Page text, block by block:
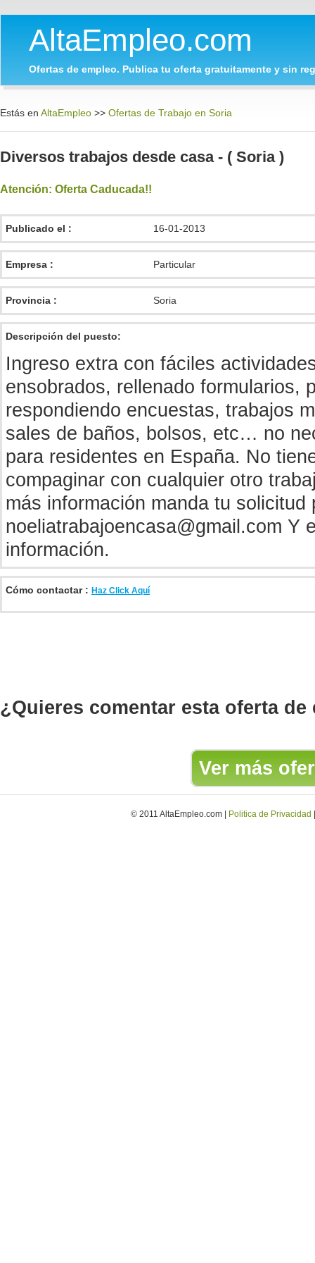
AltaEmpleo.com
Ofertas de empleo. Publica tu oferta gratuitamente y sin
Estás en AltaEmpleo >> Ofertas de Trabajo en Soria
Diversos trabajos desde casa - ( Soria )
Atención: Oferta Caducada!!
Publicado el : 16-01-2013
Empresa : Particular
Provincia : Soria
Descripción del puesto:
Ingreso extra con fáciles
ensobrados, rellenado formularios,
respondiendo encuestas, trabajos
sales de baños, bolsos, etc… no
para residentes en España. No
compaginar con cualquier otro
más información manda tu solicitud
noeliatrabajoencasa@gmail.com Y
información.
Cómo contactar : Haz Click Aquí
¿Quieres comentar esta oferta de
Ver más
© 2011 AltaEmpleo.com | Politica de Privacidad